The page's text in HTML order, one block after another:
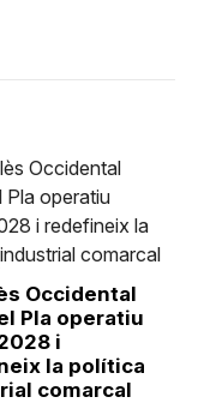
Occidental
Pla operatiu
i
la política
comarcal